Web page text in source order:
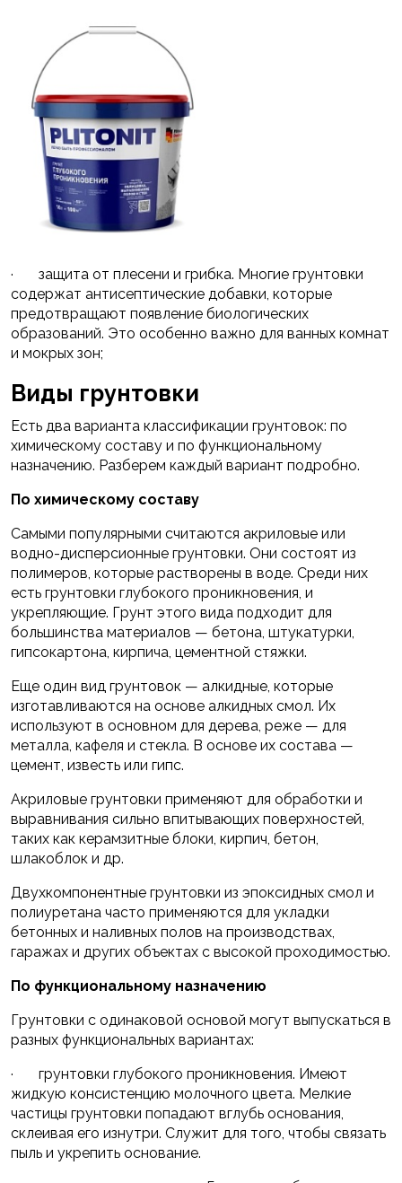
· защита от плесени и грибка. Многие грунтовки
содержат антисептические добавки, которые
предотвращают появление биологических
образований. Это особенно важно для ванных комнат
и мокрых зон;
Виды грунтовки
Есть два варианта классификации грунтовок: по
химическому составу и по функциональному
назначению. Разберем каждый вариант подробно.
По химическому составу
Самыми популярными считаются акриловые или
водно-дисперсионные грунтовки. Они состоят из
полимеров, которые растворены в воде. Среди них
есть грунтовки глубокого проникновения, и
укрепляющие. Грунт этого вида подходит для
большинства материалов — бетона, штукатурки,
гипсокартона, кирпича, цементной стяжки.
Еще один вид грунтовок — алкидные, которые
изготавливаются на основе алкидных смол. Их
используют в основном для дерева, реже — для
металла, кафеля и стекла. В основе их состава —
цемент, известь или гипс.
Акриловые грунтовки применяют для обработки и
выравнивания сильно впитывающих поверхностей,
таких как керамзитные блоки, кирпич, бетон,
шлакоблок и др.
Двухкомпонентные грунтовки из эпоксидных смол и
полиуретана часто применяются для укладки
бетонных и наливных полов на производствах,
гаражах и других объектах с высокой проходимостью.
По функциональному назначению
Грунтовки с одинаковой основой могут выпускаться в
разных функциональных вариантах:
· грунтовки глубокого проникновения. Имеют
жидкую консистенцию молочного цвета. Мелкие
частицы грунтовки попадают вглубь основания,
склеивая его изнутри. Служит для того, чтобы связать
пыль и укрепить основание.